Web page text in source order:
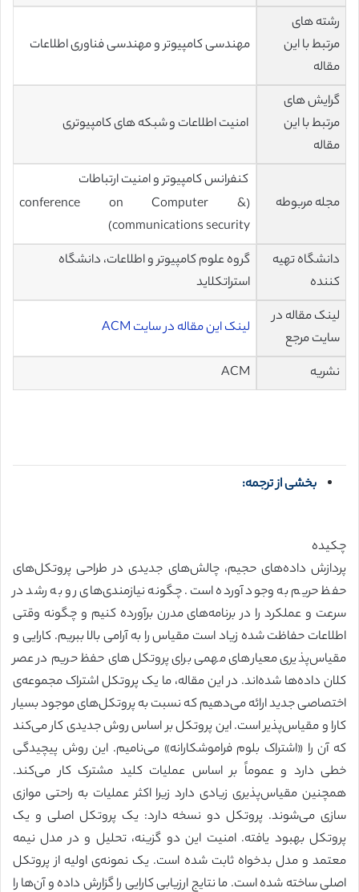
رشته های
مرتبط با این
مقاله
مهندسی کامپیوتر و مهندسی فناوری اطلاعات
گرایش های
مرتبط با این
مقاله
امنیت اطلاعات و شبکه های کامپیوتری
مجله مربوطه
کنفرانس کامپیوتر و امنیت ارتباطات
(conference on Computer &
communications security)
دانشگاه تهیه
کننده
گروه علوم کامپیوتر و اطلاعات، دانشگاه
استراتکلاید
لینک مقاله در
سایت مرجع
لینک این مقاله در سایت ACM
نشریه ACM
بخشی از ترجمه:
چکیده
پردازش داده‌های حجیم، چالش‌های جدیدی در طراحی پروتکل‌های
حفظ حریم به وجود آورده است. چگونه نیازمندی‌های رو به رشد در
سرعت و عملکرد را در برنامه‌های مدرن برآورده کنیم و چگونه وقتی
اطلاعات حفاظت شده زیاد است مقیاس را به آرامی بالا ببریم. کارایی و
مقیاس‌پذیری معیارهای مهمی برای پروتکل‌های حفظ حریم در عصر
کلان داده‌ها شده‌اند. در این مقاله، ما یک پروتکل اشتراک مجموعه‌ی
اختصاصی جدید ارائه می‌دهیم که نسبت به پروتکل‌های موجود بسیار
کارا و مقیاس‌پذیر است. این پروتکل بر اساس روش جدیدی کار می‌کند
که آن را «اشتراک بلوم فراموشکارانه» می‌نامیم. این روش پیچیدگی
خطی دارد و عموماً بر اساس عملیات کلید مشترک کار می‌کند.
همچنین مقیاس‌پذیری زیادی دارد زیرا اکثر عملیات به راحتی موازی
سازی می‌شوند. پروتکل دو نسخه دارد: یک پروتکل اصلی و یک
پروتکل بهبود یافته. امنیت این دو گزینه، تحلیل و در مدل نیمه
معتمد و مدل بدخواه ثابت شده است. یک نمونه‌ی اولیه از پروتکل
اصلی ساخته شده است. ما نتایج ارزیابی کارایی را گزارش داده و آن‌ها را